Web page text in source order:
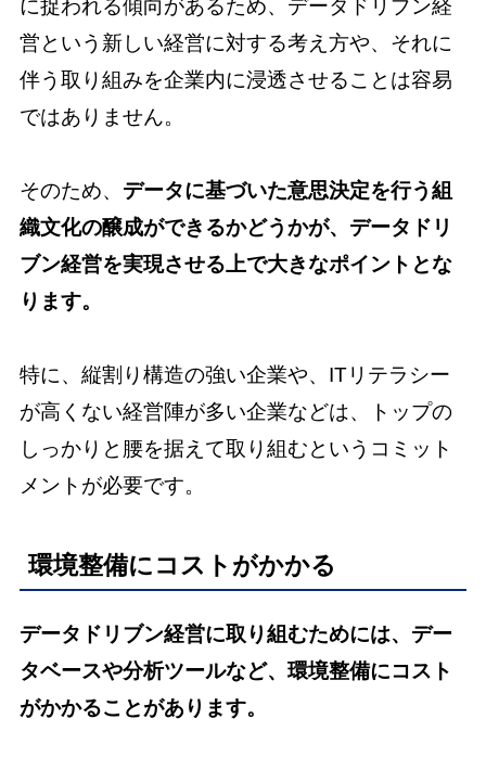
に捉われる傾向があるため、データドリブン経
営という新しい経営に対する考え方や、それに
伴う取り組みを企業内に浸透させることは容易
ではありません。
そのため、 データに基づいた意思決定を行う組
織文化の醸成ができるかどうかが、データドリ
ブン経営を実現させる上で大きなポイントとな
ります。
特に、縦割り構造の強い企業や、ITリテラシー
が高くない経営陣が多い企業などは、トップの
しっかりと腰を据えて取り組むというコミット
メントが必要です。
環境整備にコストがかかる
データドリブン経営に取り組むためには、デー
タベースや分析ツールなど、環境整備にコスト
がかかることがあります。